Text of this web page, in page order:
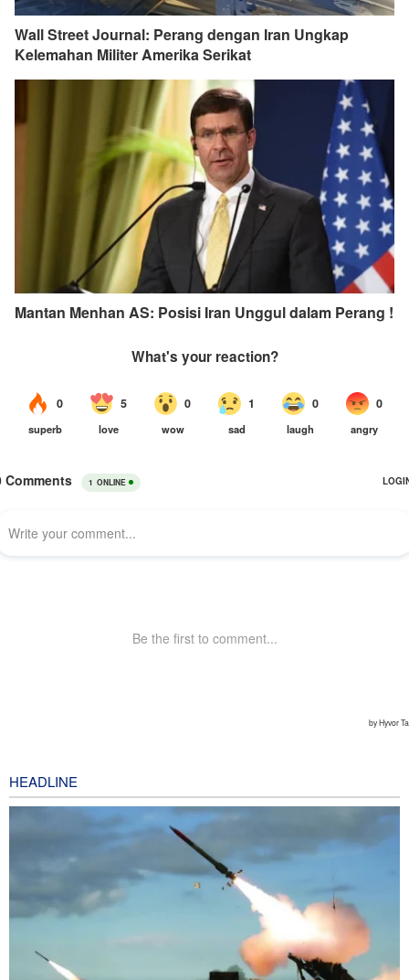
Wall Street Journal: Perang dengan Iran Ungkap
Kelemahan Militer Amerika Serikat
Mantan Menhan AS: Posisi Iran Unggul dalam Perang !
HEADLINE